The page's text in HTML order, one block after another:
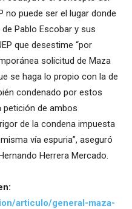
no puede ser el lugar donde
Pablo Escobar y sus
que desestime “por
solicitud de Maza
se haga lo propio con la de
condenado por estos
petición de ambos
de la condena impuesta
vía espuria”, aseguró
Herrera Mercado.
articulo/general-maza-